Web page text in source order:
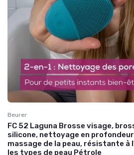
Beurer
FC 52 Laguna Brosse visage,
silicone, nettoyage en
massage de la peau, résistante à
les types de peau Pétrole